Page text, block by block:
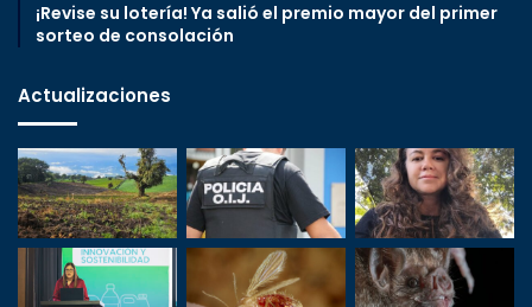
¡Revise su lotería! Ya salió el premio mayor del primer
sorteo de consolación
Actualizaciones